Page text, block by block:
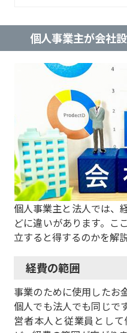
個人事業主が会社
個人事業主と法人では、
どに違いがあります。こ
立すると得するのかを解説
経費の範囲
事業のために使用したお
個人でも法人でも同じで
営者本人と従業員とし